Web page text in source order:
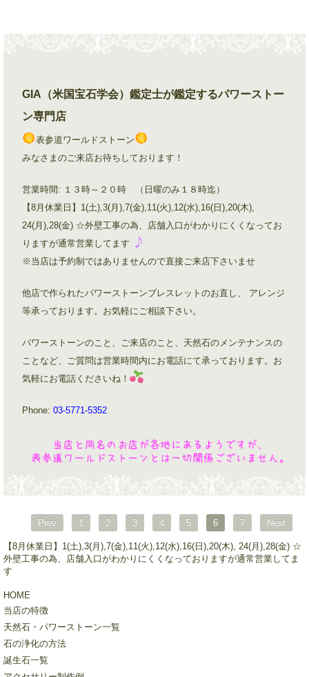
GIA（米国宝石学会）鑑定士が鑑定するパワーストー
ン専門店
表参道ワールドストーン
みなさまのご来店お待ちしております！
営業時間: １３時～２０時 （日曜のみ１８時迄）
【8月休業日】1(土),3(月),7(金),11(火),12(水),16(日),20(木),
24(月),28(金) ☆外壁工事の為、店舗入口がわかりにくくなってお
りますが通常営業してます
※当店は予約制ではありませんので直接ご来店下さいませ
他店で作られたパワーストーンブレスレットのお直し、 アレンジ
等承っております。お気軽にご相談下さい。
パワーストーンのこと、ご来店のこと、天然石のメンテナンスの
ことなど、ご質問は営業時間内にお電話にて承っております。お
気軽にお電話くださいね！
Phone: 03-5771-5352
Prev 1 2 3 4 5 6 7 Next
【8月休業日】1(土),3(月),7(金),11(火),12(水),16(日),20(木), 24(月),28(金) ☆
外壁工事の為、店舗入口がわかりにくくなっておりますが通常営業してま
す
HOME
当店の特徴
天然石・パワーストーン一覧
石の浄化の方法
誕生石一覧